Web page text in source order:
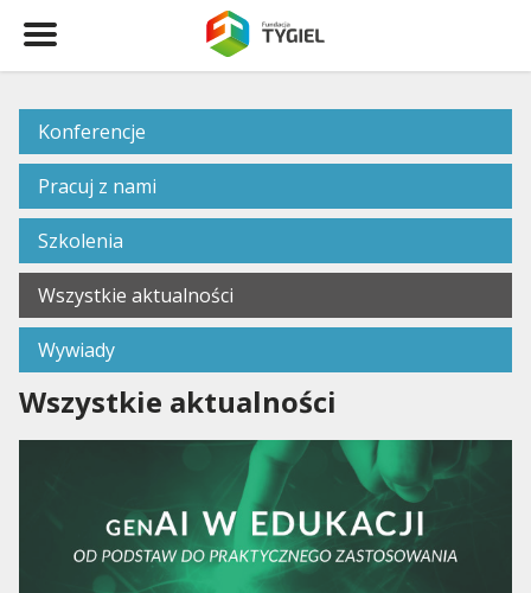
Konferencje
Pracuj z nami
Szkolenia
Wszystkie aktualności
Wywiady
Wszystkie aktualności